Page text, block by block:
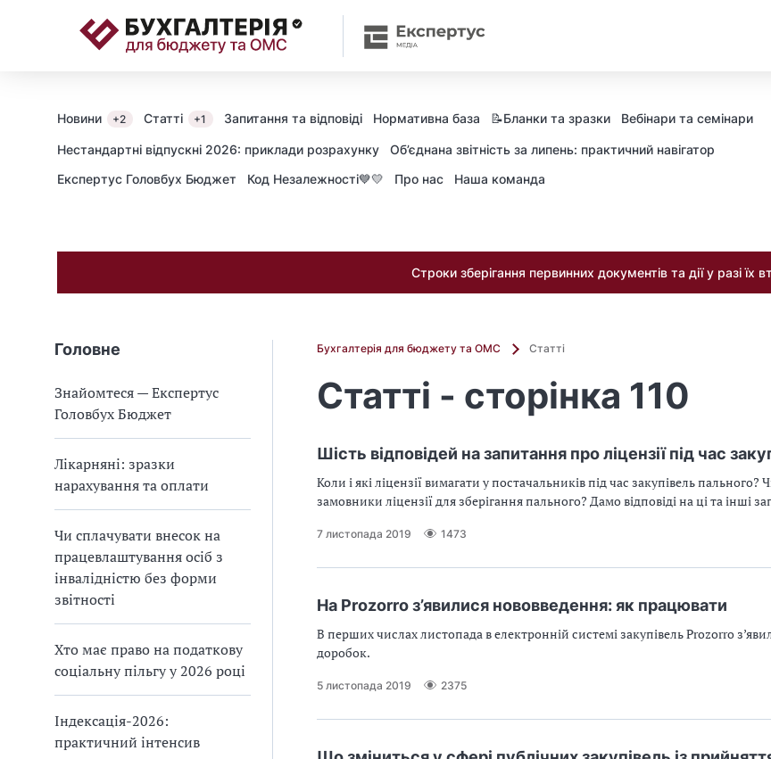
Новини +2 Статті +1 Запитання та відповіді Нормативна база 📝Бланки та зразки Вебінари та семінари
Нестандартні відпускні 2026: приклади розрахунку
Об’єднана звітність за липень: практичний навігатор
Експертус Головбух Бюджет
Код Незалежності💙💛 Про нас Наша команда
Строки зберігання первинних документів та дії у разі їх
Головне
Знайомтеся — Експертус
Головбух Бюджет
Лікарняні: зразки
нарахування та оплати
Чи сплачувати внесок на
працевлаштування осіб з
інвалідністю без форми
звітності
Хто має право на податкову
соціальну пільгу у 2026 році
Індексація-2026:
практичний інтенсив
Бухгалтерія для бюджету та ОМС Статті
Статті - сторінка 110
Шість відповідей на запитання про ліцензії під час
Коли і які ліцензії вимагати у постачальників під час закупівель
замовники ліцензії для зберігання пального? Дамо відповіді на ці та інші
7 листопада 2019 1473
На Prozorro з’явилися нововведення: як працювати
В перших числах листопада в електронній системі закупівель Prozorro
доробок.
5 листопада 2019 2375